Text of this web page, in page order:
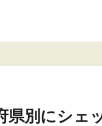
県別にシェ